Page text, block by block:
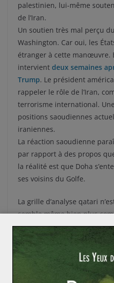
palestinien, lui-même
de l’Iran.
Un soutien très mal perçu
Washington. Car oui, les
étranger à cette manœuvre.
intervient deux semaines
Trump. Le président
rappeler le rôle de l’Iran,
terrorisme international.
positions saoudiennes
iraniennes.
La réaction saoudienne
par rapport à des propos
la réalité est que Doha
ses voisins du Golfe.
La grille d’analyse qatari
semble même bien plus
délivrée par Donald Trump.
l’Iran n’est pas exempte de
vis-vis du Hezbollah, on ne
les milices iraniennes
djihadistes en Syrie et en